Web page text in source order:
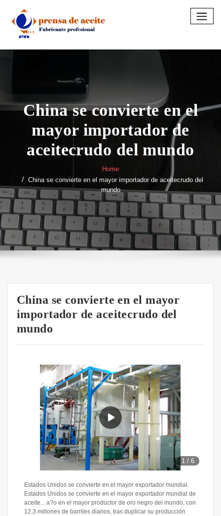
content
China se convierte en el
mayor importador de
aceitecrudo del mundo
Home
China se convierte en el mayor importador de aceitecrudo del
mundo
China se convierte en el mayor
importador de aceitecrudo del
mundo
1 /6
Estados Unidos se convierte en el mayor exportador mundial.
Estados Unidos se convierte en el mayor exportador mundial de
aceite... a?o en el mayor productor de oro negro del mundo, con
12,3 millones de barriles diarios, tras duplicar su producción